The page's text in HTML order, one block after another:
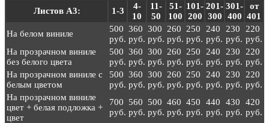
Листов А3: 1-3
4-
10
11-
50
51-
100
101-
200
201-
300
301-
400
от
401
На белом виниле
500
руб.
360
руб.
300
руб.
260
руб.
250
руб.
240
руб.
230
руб.
220
руб.
На прозрачном виниле
без белого цвета
500
руб.
360
руб.
300
руб.
260
руб.
250
руб.
240
руб.
230
руб.
220
руб.
На прозрачном виниле с
белым цветом
500
руб.
360
руб.
300
руб.
260
руб.
250
руб.
240
руб.
230
руб.
220
руб.
На прозрачном виниле
цвет + белая подложка +
цвет
700
руб.
560
руб.
500
руб.
460
руб.
450
руб.
440
руб.
430
руб.
420
руб.